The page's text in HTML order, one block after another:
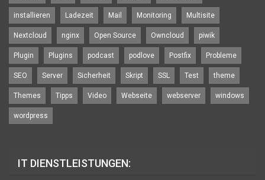
installieren Ladezeit Mail Monitoring Multisite
Nextcloud nginx Open Source Owncloud piwik
Plugin Plugins podcast podlove Postfix Probleme
SEO Server Sicherheit Skript SSL Test theme
Themes Tipps Video Webseite webserver windows
wordpress
IT DIENSTLEISTUNGEN: